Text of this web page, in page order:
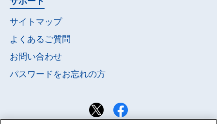
サイトマップ
よくあるご質問
お問い合わせ
パスワードをお忘れの方